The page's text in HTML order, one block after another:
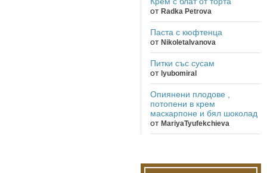
от Radka Petrova
Паста с кюфтенца
от NikoletaIvanova
Питки със сусам
от lyubomiral
Опиянени плодове ,
потопени в крем
маскарпоне и бял шоколад
от MariyaTyufekchieva